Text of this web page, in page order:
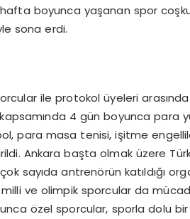
boyunca yaşanan spor
sona erdi.
ile protokol üyeleri
4 gün boyunca para
para masa tenisi, işitme
Ankara başta olmak üzere
sayıda antrenörün katıldığı
ve olimpik sporcular da
özel sporcular, sporla dolu